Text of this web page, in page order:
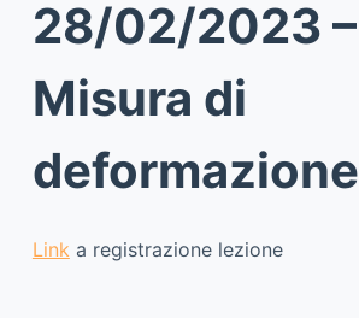
28/02/2023 –
Misura di
deformazione
Linka registrazione lezione